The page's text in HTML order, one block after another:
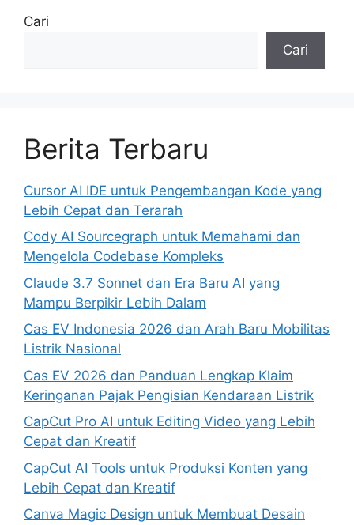
Cari
Cari
Berita Terbaru
Cursor AI IDE untuk Pengembangan Kode yang
Lebih Cepat dan Terarah
Cody AI Sourcegraph untuk Memahami dan
Mengelola Codebase Kompleks
Claude 3.7 Sonnet dan Era Baru AI yang
Mampu Berpikir Lebih Dalam
Cas EV Indonesia 2026 dan Arah Baru Mobilitas
Listrik Nasional
Cas EV 2026 dan Panduan Lengkap Klaim
Keringanan Pajak Pengisian Kendaraan Listrik
CapCut Pro AI untuk Editing Video yang Lebih
Cepat dan Kreatif
CapCut AI Tools untuk Produksi Konten yang
Lebih Cepat dan Kreatif
Canva Magic Design untuk Membuat Desain